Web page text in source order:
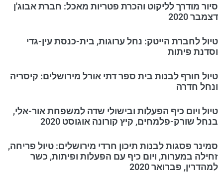
סיור מודרך לליקוט והכרת פטריות מאכל: חברת אבוג'ן
דצמבר 2020
טיול לחברת הייטק: נחל ערוגות, בית-כנסת עין-גדי
וסדנת פיתות
טיול חורף לבנות בית ספר דתי אורל מירושלים: קיסריה
ונחל חדרה
טיול ויום כיף הפעלות ובישולי שדה למשפחת אור-אלי,
בנחל שורק-פלמחים, קיץ קורונה אוגוסט 2020
סמינר פסגות לבנות תיכון חרדי מירושלים: טיול פריחה,
זחילה במערות, ויום כיף עם הפעלות ופיתות, כשר
למהדרין, פברואר 2020